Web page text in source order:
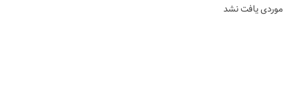
موردی یافت نشد